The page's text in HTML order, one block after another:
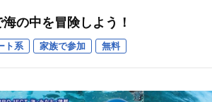
の中を冒険しよう！
ト系 家族で参加 無料